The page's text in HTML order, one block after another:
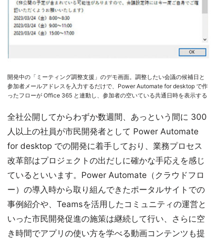
開発中の「ミーティング調整支援」のデモ画面。調整したい会議の候補日と
参加者メールアドレスを入力するだけで、Power Automate for desktop で作
ったフローが Office 365 と連動し、参加者の空いている共通日時を表示する
全社公開してからわずか数週間、あっという間に 300
人以上の社員が市民開発者として Power Automate
for desktop での開発に着手しており、業務プロセス
改革部はプロジェクトの出だしに確かな手応えを感じ
ているといいます。Power Automate（クラウドフロ
ー）の導入時から取り組んできたポータルサイトでの
事例紹介や、Teamsを活用したコミュニティの運営と
いった市民開発促進の施策は継続して行い、さらに空
き時間でアプリの使い方を学べる動画コンテンツも提